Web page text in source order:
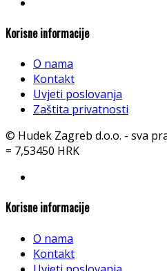
Korisne informacije
O nama
Kontakt
Uvjeti poslovanja
Zaštita privatnosti
© Hudek Zagreb d.o.o. - sva
= 7,53450 HRK
Korisne informacije
O nama
Kontakt